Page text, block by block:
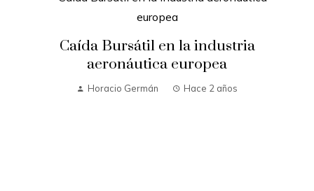
Caída Bursátil en la industria
aeronáutica europea
Horacio Germán Hace 2 años